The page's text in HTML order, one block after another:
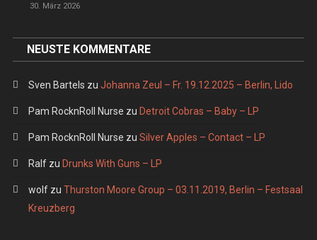
30. März 2026
NEUSTE KOMMENTARE
Sven Bartels zu Johanna Zeul – Fr. 19.12.2025 – Berlin, Lido
Pam RocknRoll Nurse zu Detroit Cobras – Baby – LP
Pam RocknRoll Nurse zu Silver Apples – Contact – LP
Ralfzu Drunks With Guns – LP
wolfzu Thurston Moore Group – 03.11.2019, Berlin – Festsaal
Kreuzberg